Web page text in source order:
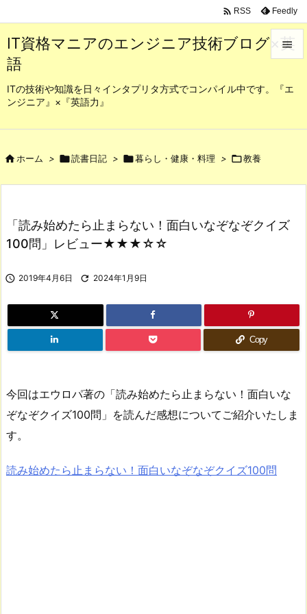
IT資格マニアのエンジニア技術ブログ×英
語
ITの技術や知識を日々インタプリタ方式でコンパイル中です。『エ
ンジニア』×『英語力』

メニュ
検索
 RSS Feedly
ホーム > 読書日記 > 暮らし・健康・料理 > 教養
「読み始めたら止まらない！面白いなぞなぞクイズ
100問」レビュー★★★☆☆
 2019年4月6日  2024年1月9日
Copy
今回はエウロパ著の「読み始めたら止まらない！面白いな
ぞなぞクイズ100問」を読んだ感想についてご紹介いたしま
す。
読み始めたら止まらない！面白いなぞなぞクイズ100問